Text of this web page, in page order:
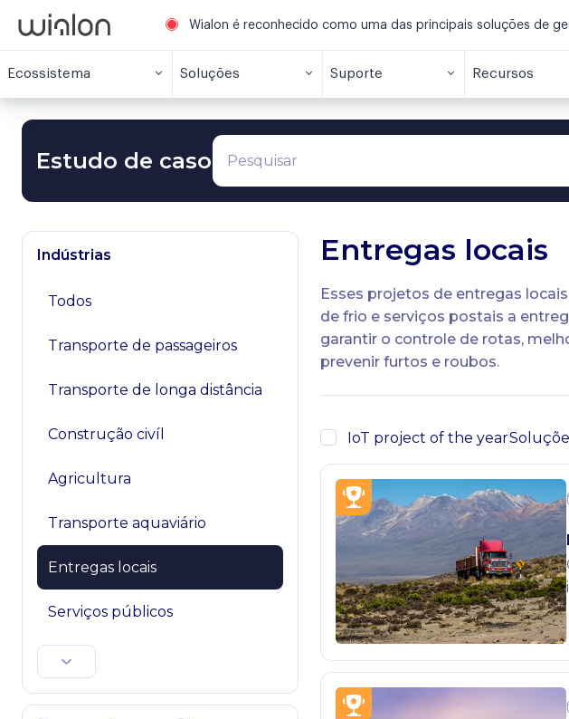
Wialon é reconhecido como uma das principais soluções de
Ecossistema Soluções Suporte Recursos
Estudo de caso
Indústrias
Todos
Transporte de passageiros
Transporte de longa distância
Construção civíl
Agricultura
Transporte aquaviário
Entregas locais
Serviços públicos
Entregas locais
Esses projetos de entregas
de frio e serviços postais a
garantir o controle de rotas,
prevenir furtos e roubos.
IoT project of the year